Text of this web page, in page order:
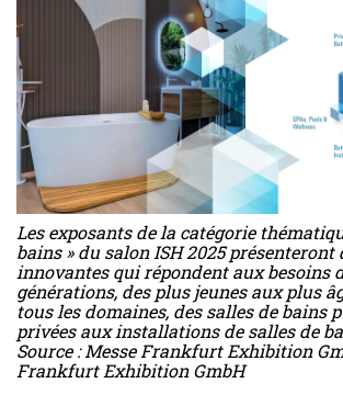
Les exposants de la catégorie
bains » du salon ISH 2025
innovantes qui répondent aux besoins
générations, des plus jeunes aux plus
tous les domaines, des salles de bains
privées aux installations de salles de
Source : Messe Frankfurt Exhibition
Frankfurt Exhibition GmbH